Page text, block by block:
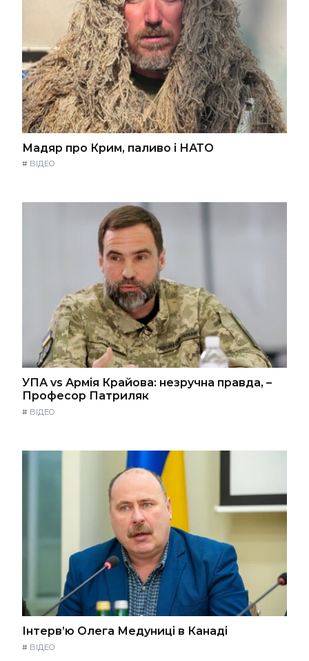
Мадяр про Крим, паливо і НАТО
# ВІДЕО
УПА vs Армія Крайова: незручна правда, –
Професор Патриляк
# ВІДЕО
Інтерв’ю Олега Медуниці в Канаді
# ВІДЕО